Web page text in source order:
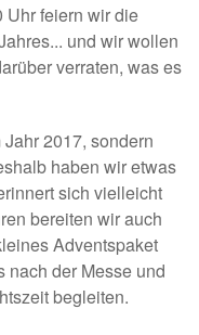
Uhr feiern wir die
und wir wollen
verraten, was es
2017, sondern
haben wir etwas
sich vielleicht
bereiten wir auch
Adventspaket
nach der Messe und
begleiten.